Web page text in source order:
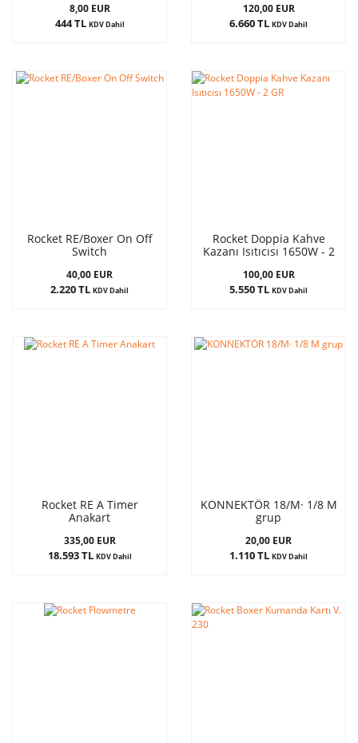
8,00 EUR
444 TL KDV Dahil
120,00 EUR
6.660 TL KDV Dahil
Rocket RE/Boxer On Off
Switch
40,00 EUR
2.220 TL KDV Dahil
Rocket Doppia Kahve
Kazanı Isıtıcısı 1650W - 2
100,00 EUR
5.550 TL KDV Dahil
Rocket RE A Timer
Anakart
335,00 EUR
18.593 TL KDV Dahil
KONNEKTÖR 18/M· 1/8 M
grup
20,00 EUR
1.110 TL KDV Dahil